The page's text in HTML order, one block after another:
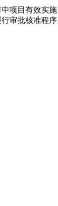
项目有效实
审批核准程